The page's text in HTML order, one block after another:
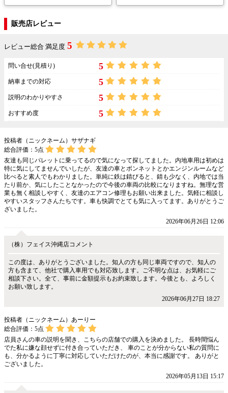
販売店レビュー
レビュー総合 満足度 5
問い合せ(見積り) 5
納車までの対応 5
説明のわかりやすさ 5
おすすめ度 5
投稿者（ニックネーム）サザナギ
総合評価： 5点
友達も同じパレットに乗ってるので気になって探してました。内地車用は初めは
特に気にしてませんでいしたが、友達の車とボンネットとかエンジンルームなど
比べると素人でもわかりました。単純に鉄は錆びると、錆も少なく、内地では当
たり前か、気にしたことなかったので今後の車両の比較になりますね。無理な営
業も無く相談しやすく、友達のエアコン修理もお願い出来ました。気軽に相談し
やすいスタッフさんたちです。車も快調でとても気に入ってます。ありがとうご
ざいました。
2026年06月26日 12:06
（株）フェイス沖縄店コメント
この度は、ありがとうございました。知人の方も同じ車両ですので、知人の
方も含まて、他社で購入車用でも対応致します。ご不明な点は、お気軽にご
相談下さい。全て、事前に金額提示もお約束致します。今後とも、よろしく
お願い致します。
2026年06月27日 18:27
投稿者（ニックネーム）あーりー
総合評価： 5点
店員さんの車の説明を聞き、こちらの店舗での購入を決めました。 長時間悩ん
でた私に嫌な顔せずに付き合っていただき、 車のことが分からない私の質問に
も、分かるように丁寧に対応していただけたのが、本当に感謝です。 ありがと
ございました。
2026年05月13日 15:17